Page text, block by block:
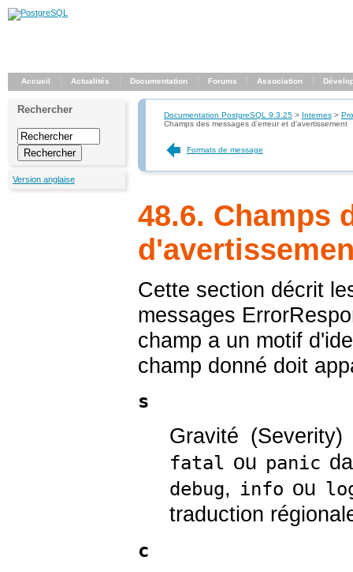
Accueil Actualités Documentation Forums Association
Rechercher
Version anglaise
Documentation PostgreSQL 9.3.25> Internes>
Champs des messages d'erreur et d'avertissement
Formats de message
48.6. Champs
Cette section décrit
messages
champ a un motif
champ donné doit
s
Gravité
fatal ou panic
debug, info ou
traduction
c